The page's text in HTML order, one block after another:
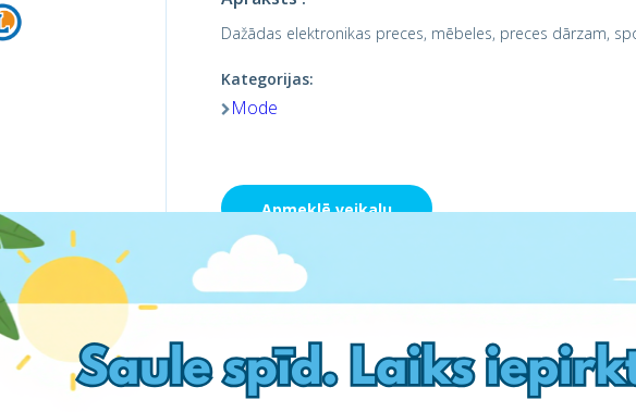
Dažādas elektronikas preces, mēbeles, preces dārzam,
Kategorijas:
Mode
Apmeklē veikalu